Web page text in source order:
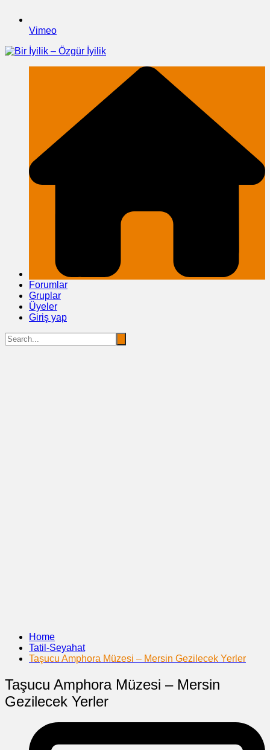
Vimeo
Forumlar
Gruplar
Üyeler
Giriş yap
Home
Tatil-Seyahat
Taşucu Amphora Müzesi – Mersin Gezilecek Yerler
Taşucu Amphora Müzesi – Mersin
Gezilecek Yerler